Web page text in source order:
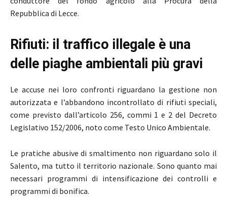
Repubblica di Lecce.
Rifiuti: il traffico illegale è una
delle piaghe ambientali più gravi
Le accuse nei loro confronti riguardano la gestione non
autorizzata e l’abbandono incontrollato di rifiuti speciali,
come previsto dall’articolo 256, commi 1 e 2 del Decreto
Legislativo 152/2006, noto come Testo Unico Ambientale.
Le pratiche abusive di smaltimento non riguardano solo il
Salento, ma tutto il territorio nazionale. Sono quanto mai
necessari programmi di intensificazione dei controlli e
programmi di bonifica.